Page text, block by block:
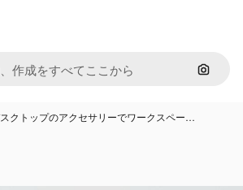
画像で
クトップのアクセサリーでワークスペー…